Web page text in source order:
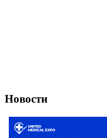
Новости